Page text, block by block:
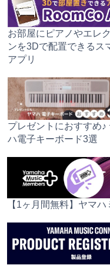
お部屋にピアノやエレ
ンを3Dで配置できるス
アプリ
プレゼントにおすすめ♪
ハ電子キーボード3選
【1ヶ月間無料】ヤマ